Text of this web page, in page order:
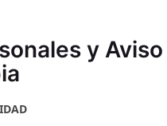
y Aviso